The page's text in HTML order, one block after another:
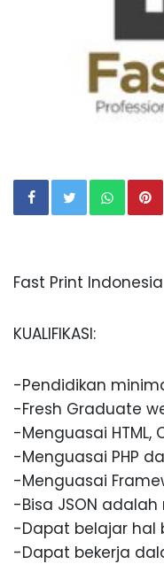
Fast Print Indonesia
KUALIFIKASI:
-Pendidikan
-Fresh Graduate
-Menguasai HTML,
-Menguasai PHP
-Menguasai
-Bisa JSON
-Dapat belajar hal
-Dapat bekerja